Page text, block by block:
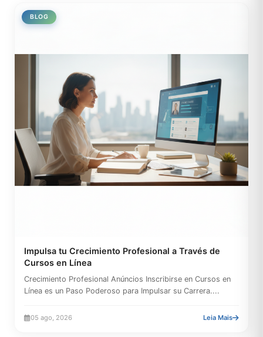
BLOG
Impulsa tu Crecimiento Profesional a Través de
Cursos en Línea
Crecimiento Profesional Anúncios Inscribirse en Cursos en
Línea es un Paso Poderoso para Impulsar su Carrera....
05 ago, 2026 Leia Mais